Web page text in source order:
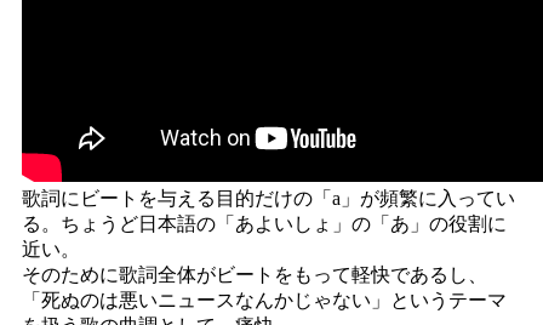
歌詞にビートを与える目的だけの「a」が頻繁に入ってい
る。ちょうど日本語の「あよいしょ」の「あ」の役割に
近い。
そのために歌詞全体がビートをもって軽快であるし、
「死ぬのは悪いニュースなんかじゃない」というテーマ